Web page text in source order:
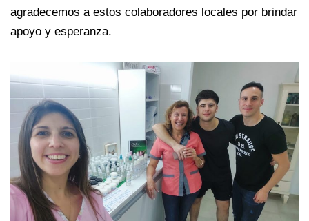
agradecemos a estos colaboradores locales por brindar
apoyo y esperanza.